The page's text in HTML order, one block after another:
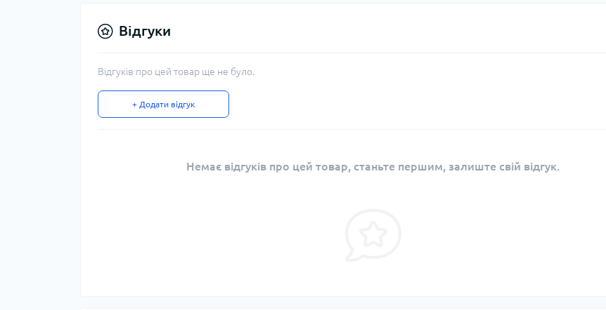
Відгуки
Відгуків про цей товар ще не було.
+ Додати відгук
Немає відгуків про цей товар, станьте першим, залиште свій відгук.